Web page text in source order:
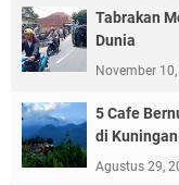
Tabrakan
Dunia
November
5 Cafe
di Kuningan
Agustus 29,